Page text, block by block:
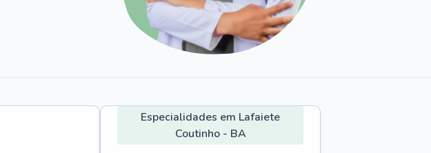
Especialidades em Lafaiete
Coutinho - BA